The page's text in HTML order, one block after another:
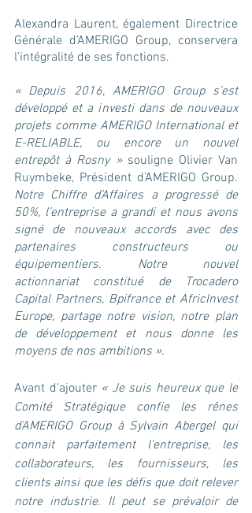
Alexandra Laurent, également Directrice
Générale d’AMERIGO Group, conservera
l’intégralité de ses fonctions.
« Depuis 2016, AMERIGO Group s’est
développé et a investi dans de nouveaux
projets comme AMERIGO International et
E-RELIABLE, ou encore un nouvel
entrepôt à Rosny » souligne Olivier Van
Notre Chiffre d’Affaires a progressé de
50%, l’entreprise a grandi et nous avons
signé de nouveaux accords avec des
partenaires constructeurs ou
équipementiers. Notre nouvel
actionnariat constitué de Trocadero
Capital Partners, Bpifrance et AfricInvest
Europe, partage notre vision, notre plan
de développement et nous donne les
moyens de nos ambitions ».
Avant d’ajouter « Je suis heureux que le
Comité Stratégique confie les rênes
d’AMERIGO Group à Sylvain Abergel qui
connait parfaitement l’entreprise, les
collaborateurs, les fournisseurs, les
clients ainsi que les défis que doit relever
notre industrie. Il peut se prévaloir de